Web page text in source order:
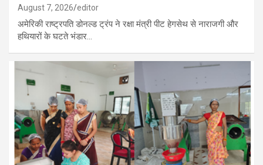
August 7, 2026 editor
अमेरिकी राष्ट्रपति डोनल्ड ट्रंप ने रक्षा मंत्री पीट हेगसेथ से नाराजगी और
हथियारों के घटते भंडार…